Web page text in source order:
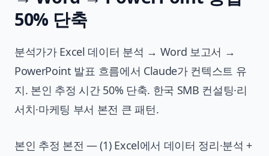
50% 단축
분석가가 Excel 데이터 분석 → Word 보고서 →
PowerPoint 발표 흐름에서 Claude가 컨텍스트 유
지. 본인 추정 시간 50% 단축. 한국 SMB 컨설팅·리
서치·마케팅 부서 본전 큰 패턴.
본인 추정 본전 — (1) Excel에서 데이터 정리·분석 +